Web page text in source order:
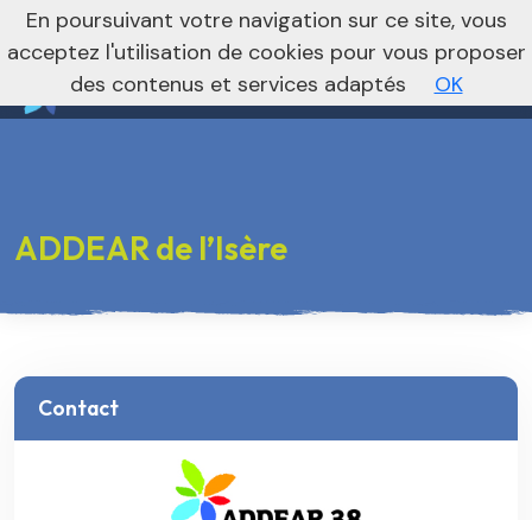
Vers le site national
nivo_2026: 1
ADDEAR de l’Isère
Contact
En poursuivant votre navigation sur ce site, vous
acceptez l'utilisation de cookies pour vous proposer
des contenus et services adaptés
OK